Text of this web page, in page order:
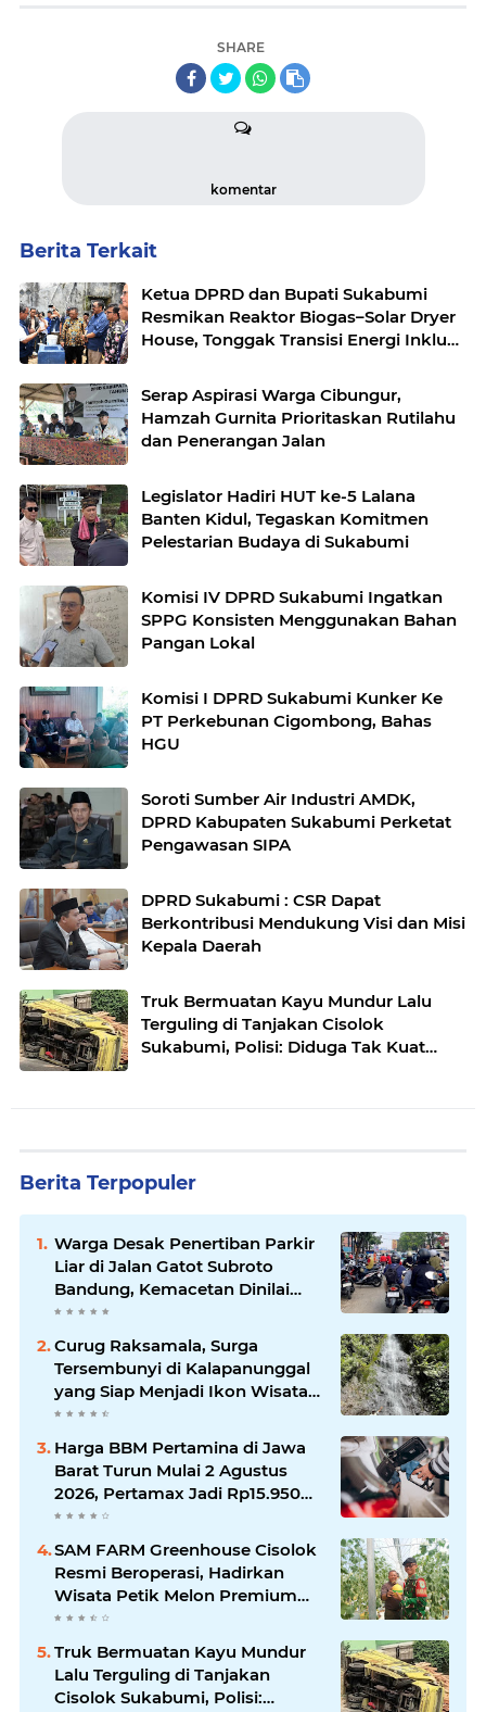
SHARE
komentar
Berita Terkait
Ketua DPRD dan Bupati Sukabumi
Resmikan Reaktor Biogas–Solar Dryer
House, Tonggak Transisi Energi Inklusif
Serap Aspirasi Warga Cibungur,
Hamzah Gurnita Prioritaskan Rutilahu
dan Penerangan Jalan
Legislator Hadiri HUT ke-5 Lalana
Banten Kidul, Tegaskan Komitmen
Pelestarian Budaya di Sukabumi
Komisi IV DPRD Sukabumi Ingatkan
SPPG Konsisten Menggunakan Bahan
Pangan Lokal
Komisi I DPRD Sukabumi Kunker Ke
PT Perkebunan Cigombong, Bahas
HGU
Soroti Sumber Air Industri AMDK,
DPRD Kabupaten Sukabumi Perketat
Pengawasan SIPA
DPRD Sukabumi : CSR Dapat
Berkontribusi Mendukung Visi dan Misi
Kepala Daerah
Truk Bermuatan Kayu Mundur Lalu
Terguling di Tanjakan Cisolok
Sukabumi, Polisi: Diduga Tak Kuat
Berita Terpopuler
Warga Desak Penertiban Parkir
Liar di Jalan Gatot Subroto
Bandung, Kemacetan Dinilai
Makin Mengkhawatirkan
Curug Raksamala, Surga
Tersembunyi di Kalapanunggal
yang Siap Menjadi Ikon Wisata
Alam Baru Kabupaten
Harga BBM Pertamina di Jawa
Barat Turun Mulai 2 Agustus
2026, Pertamax Jadi Rp15.950
per Liter, Cek Daftar Harga
SAM FARM Greenhouse Cisolok
Resmi Beroperasi, Hadirkan
Wisata Petik Melon Premium
dan Edukasi Pertanian Modern
Truk Bermuatan Kayu Mundur
Lalu Terguling di Tanjakan
Cisolok Sukabumi, Polisi: